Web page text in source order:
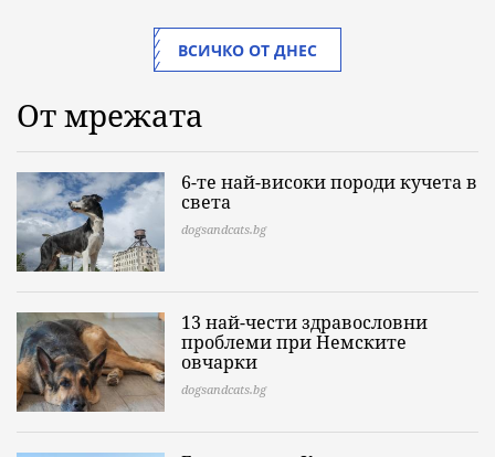
ВСИЧКО ОТ ДНЕС
От мрежата
6-те най-високи породи кучета в
света
dogsandcats.bg
13 най-чести здравословни
проблеми при Немските
овчарки
dogsandcats.bg